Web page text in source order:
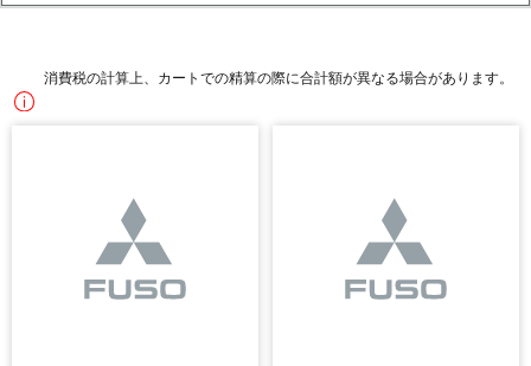
消費税の計算上、カートでの精算の際に合計額が異なる場合があります。